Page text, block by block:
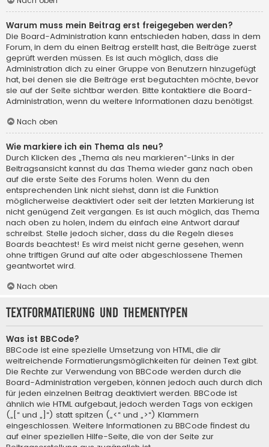
Warum muss mein Beitrag erst freigegeben werden?
Die Board-Administration kann entschieden haben, dass in dem
Forum, in dem du einen Beitrag erstellt hast, die Beiträge zuerst
geprüft werden müssen. Es ist auch möglich, dass die
Administration dich zu einer Gruppe von Benutzern hinzugefügt
hat, bei denen sie die Beiträge erst begutachten möchte, bevor
sie auf der Seite sichtbar werden. Bitte kontaktiere die Board-
Administration, wenn du weitere Informationen dazu benötigst.
Nach oben
Wie markiere ich ein Thema als neu?
Durch Klicken des „Thema als neu markieren“-Links in der
Beitragsansicht kannst du das Thema wieder ganz nach oben
auf die erste Seite des Forums holen. Wenn du den
entsprechenden Link nicht siehst, dann ist die Funktion
möglicherweise deaktiviert oder seit der letzten Markierung ist
nicht genügend Zeit vergangen. Es ist auch möglich, das Thema
nach oben zu holen, indem du einfach eine Antwort darauf
schreibst. Stelle jedoch sicher, dass du die Regeln dieses
Boards beachtest! Es wird meist nicht gerne gesehen, wenn
ohne triftigen Grund auf alte oder abgeschlossene Themen
geantwortet wird.
Nach oben
Textformatierung und Thementypen
Was ist BBCode?
BBCode ist eine spezielle Umsetzung von HTML, die dir
weitreichende Formatierungsmöglichkeiten für deinen Text gibt.
Die Rechte zur Verwendung von BBCode werden durch die
Board-Administration vergeben, können jedoch auch durch dich
für jeden einzelnen Beitrag deaktiviert werden. BBCode ist
ähnlich wie HTML aufgebaut, jedoch werden Tags von eckigen
(„[“ und „]“) statt spitzen („<“ und „>“) Klammern
eingeschlossen. Weitere Informationen zu BBCode findest du
auf einer speziellen Hilfe-Seite, die von der Seite zur